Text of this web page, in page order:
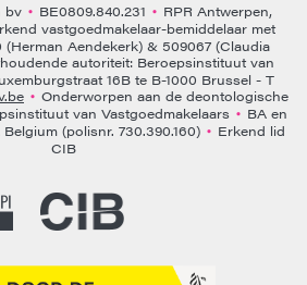
bv • BE0809.840.231 • RPR Antwerpen,
vastgoedmakelaar-bemiddelaar met
Aendekerk) & 509067 (Claudia
autoriteit: Beroepsinstituut van
16B te B-1000 Brussel - T
• Onderworpen aan de deontologische
van Vastgoedmakelaars • BA en
(polisnr. 730.390.160) • Erkend lid
CIB